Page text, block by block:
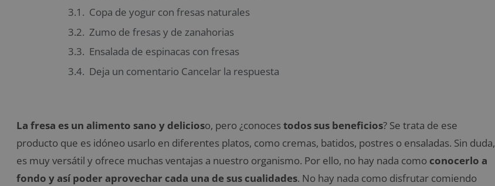
Copa de yogur con fresas naturales
Zumo de fresas y de zanahorias
Ensalada de espinacas con fresas
Deja un comentario Cancelar la respuesta
La fresa es un alimento sano y delicioso, pero ¿conocestodos sus beneficios? Se trata de ese
producto que es idóneo usarlo en diferentes platos, como cremas, batidos, postres o ensaladas. Sin duda,
es muy versátil y ofrece muchas ventajas a nuestro organismo. Por ello, no hay nada como conocerlo a
fondo y así poder aprovechar cada una de sus cualidades. No hay nada como disfrutar comiendo